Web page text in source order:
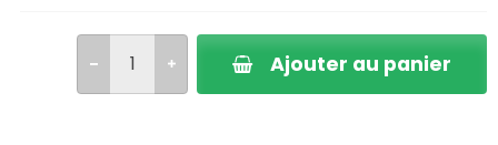
Ajouter au panier